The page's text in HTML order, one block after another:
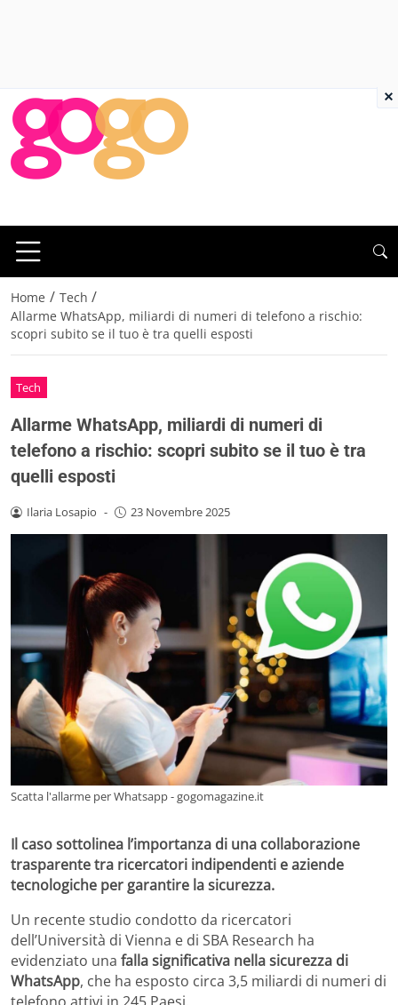
Home / Tech /
Allarme WhatsApp, miliardi di numeri di telefono a rischio:
scopri subito se il tuo è tra quelli esposti
Tech
Allarme WhatsApp, miliardi di numeri di
telefono a rischio: scopri subito se il tuo è tra
quelli esposti
Ilaria Losapio - 23 Novembre 2025
Scatta l'allarme per Whatsapp - gogomagazine.it
Il caso sottolinea l’importanza di una collaborazione
trasparente tra ricercatori indipendenti e aziende
tecnologiche per garantire la sicurezza.
Un recente studio condotto da ricercatori
dell’Università di Vienna e di SBA Research ha
evidenziato una falla significativa nella sicurezza di
WhatsApp, che ha esposto circa 3,5 miliardi di numeri di
×